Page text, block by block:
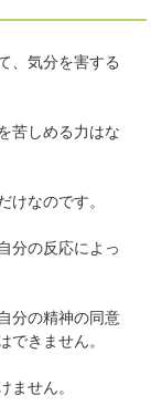
、気分を害する
苦しめる力はな
けなのです。
分の反応によっ
分の精神の同意
できません。
ません。